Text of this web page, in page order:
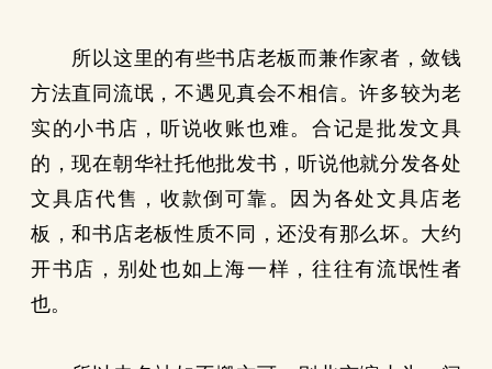
所以这里的有些书店老板而兼作家者，敛钱
方法直同流氓，不遇见真会不相信。许多较为老
实的小书店，听说收账也难。合记是批发文具
的，现在朝华社托他批发书，听说他就分发各处
文具店代售，收款倒可靠。因为各处文具店老
板，和书店老板性质不同，还没有那么坏。大约
开书店，别处也如上海一样，往往有流氓性者
也。